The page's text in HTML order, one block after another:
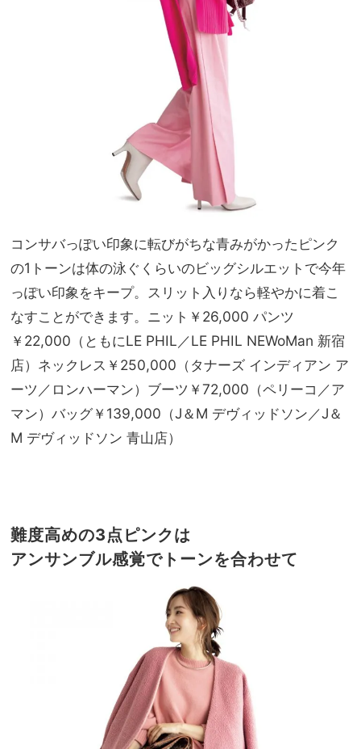
コンサバっぽい印象に転びがちな青みがかったピンク
の1トーンは体の泳ぐくらいのビッグシルエットで今年
っぽい印象をキープ。スリット入りなら軽やかに着こ
なすことができます。ニット￥26,000 パンツ
￥22,000（ともにLE PHIL／LE PHIL NEWoMan 新宿
店）ネックレス￥250,000（タナーズ インディアン ア
ーツ／ロンハーマン）ブーツ￥72,000（ペリーコ／ア
マン）バッグ￥139,000（J＆M デヴィッドソン／J＆
M デヴィッドソン 青山店）
難度高めの3点ピンクは
アンサンブル感覚でトーンを合わせて